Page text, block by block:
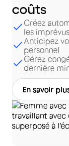
coûts
Créez
les imprévus
Anticipez
personnel
Gérez
dernière
En savoir